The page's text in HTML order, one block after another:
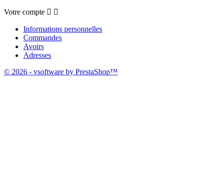
Votre compte  
Informations personnelles
Commandes
Avoirs
Adresses
© 2026 - vsoftware by PrestaShop™